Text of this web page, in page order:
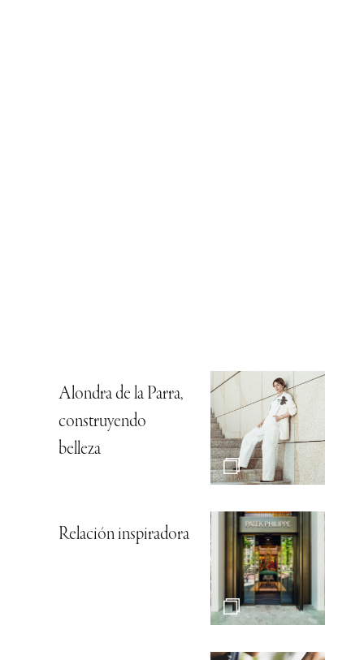
Alondra de la Parra,
construyendo
belleza
Relación inspiradora